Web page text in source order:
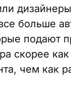
больше
подают
скорее
чем как